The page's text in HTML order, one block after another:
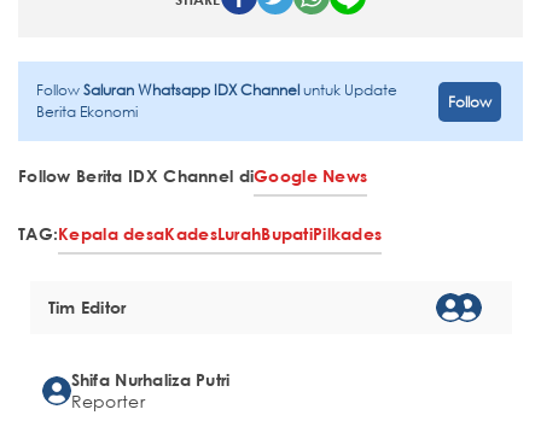
FollowSaluran Whatsapp IDX Channeluntuk Update
Berita Ekonomi
Follow
Follow Berita IDX Channel diGoogle News
TAG:Kepala desaKadesLurahBupatiPilkades
Tim Editor
Shifa Nurhaliza Putri
Reporter